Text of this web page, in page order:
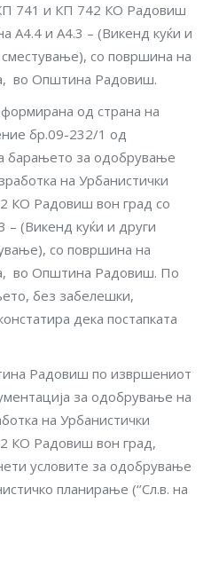
741 и КП 742 КО Радовиш
А4.4 и А4.3 – (Викенд куќи и
со површина на
во Општина Радовиш.
од страна на
бр.09-232/1 од
барањето за одобрување
на Урбанистички
КО Радовиш вон град со
– (Викенд куќи и други
со површина на
во Општина Радовиш. По
без забелешки,
дека постапката
Радовиш по извршениот
за одобрување на
на Урбанистички
КО Радовиш вон град,
условите за одобрување
планирање (‘’Сл.в. на